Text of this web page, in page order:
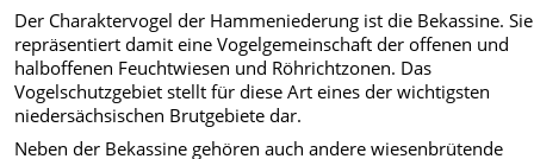
Der Charaktervogel der Hammeniederung ist die Bekassine. Sie
repräsentiert damit eine Vogelgemeinschaft der offenen und
halboffenen Feuchtwiesen und Röhrichtzonen. Das
Vogelschutzgebiet stellt für diese Art eines der wichtigsten
niedersächsischen Brutgebiete dar.
Neben der Bekassine gehören auch andere wiesenbrütende